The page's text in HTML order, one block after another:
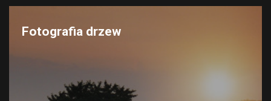
Fotografia drzew